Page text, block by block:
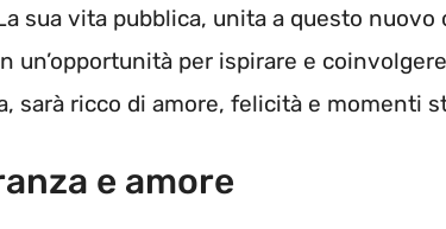
sua vita pubblica, unita a questo nuovo
un’opportunità per ispirare e
sarà ricco di amore, felicità e momenti
e amore